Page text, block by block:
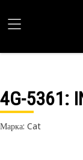
4G-5361:
Марка: Cat